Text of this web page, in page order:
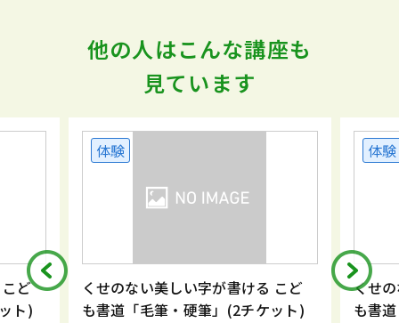
他の人はこんな講座も
見ています
ど
ト)
体験
くせのない美しい字が書ける こど
も書道「毛筆・硬筆」(2チケット)
体験
くせ
も書